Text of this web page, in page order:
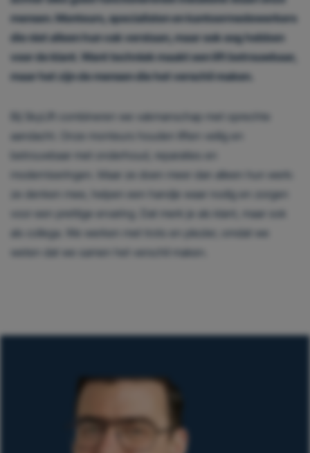
mensen. Monteurs, specialisten en kantoormedewerkers
die niet alleen hun vak verstaan, maar ook oog hebben
voor de klant. Want techniek maakt een lift betrouwbaar,
maar het zijn de mensen die het verschil maken.
Bij SkyLift combineren we vakmanschap met oprechte
aandacht. Onze monteurs houden liften veilig en
betrouwbaar met onderhoud, reparaties en
moderniseringen. Maar ze doen meer dan alleen hun werk:
ze denken mee, helpen een handje waar nodig en zorgen
voor een prettige ervaring. Dat merk je als klant, maar ook
als collega. We werken met trots en plezier, omdat we
weten dat we samen het verschil maken.